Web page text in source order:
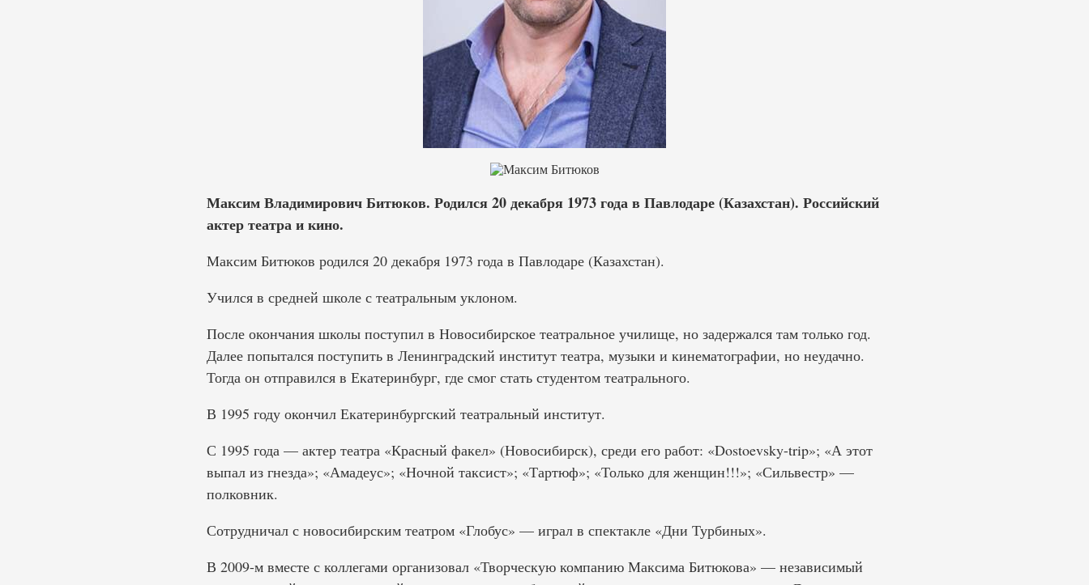
Максим Владимирович Битюков. Родился 20 декабря 1973 года в Павлодаре (Казахстан). Российский
актер театра и кино.
Максим Битюков родился 20 декабря 1973 года в Павлодаре (Казахстан).
Учился в средней школе с театральным уклоном.
После окончания школы поступил в Новосибирское театральное училище, но задержался там только год.
Далее попытался поступить в Ленинградский институт театра, музыки и кинематографии, но неудачно.
Тогда он отправился в Екатеринбург, где смог стать студентом театрального.
В 1995 году окончил Екатеринбургский театральный институт.
С 1995 года — актер театра «Красный факел» (Новосибирск), среди его работ: «Dostoevsky-trip»; «А этот
выпал из гнезда»; «Амадеус»; «Ночной таксист»; «Тартюф»; «Только для женщин!!!»; «Сильвестр» —
полковник.
Сотрудничал с новосибирским театром «Глобус» — играл в спектакле «Дни Турбиных».
В 2009-м вместе с коллегами организовал «Творческую компанию Максима Битюкова» — независимый